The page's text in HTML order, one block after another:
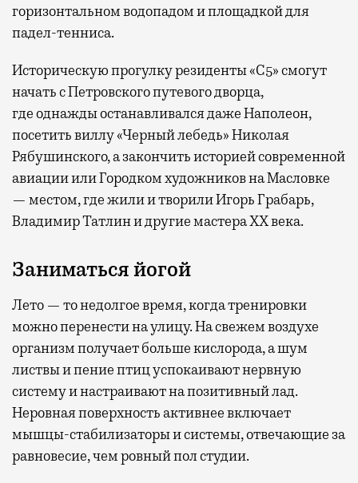
горизонтальном водопадом и площадкой для
падел-тенниса.
Историческую прогулку резиденты «С5» смогут
начать с Петровского путевого дворца,
гдеоднажды останавливался даже Наполеон,
посетить виллу «Черный лебедь» Николая
Рябушинского, а закончить историей современной
авиации или Городком художников на Масловке
— местом, где жили и творили Игорь Грабарь,
Владимир Татлин и другие мастера XX века.
Заниматься йогой
Лето — то недолгое время, когда тренировки
можно перенести на улицу. На свежем воздухе
организм получает больше кислорода, а шум
листвы и пение птиц успокаивают нервную
систему и настраивают на позитивный лад.
Неровная поверхность активнее включает
мышцы-стабилизаторы и системы, отвечающие за
равновесие, чем ровный пол студии.